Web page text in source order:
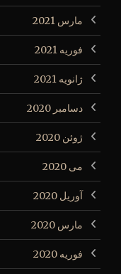
مارس 2021
فوریه 2021
ژانویه 2021
دسامبر 2020
ژوئن 2020
می 2020
آوریل 2020
مارس 2020
فوریه 2020